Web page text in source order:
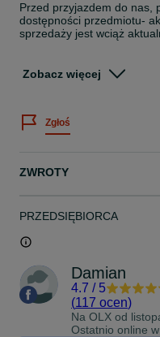
Przed przyjazdem do nas,
dostępności przedmiotu-
sprzedaży jest wciąż
Na wyraźne życzenie
30zł
MADEJ SC
(obok GPPD Forest-
PON-PT 08:30-16:30
SOBOTA 9-13
NIEDZIELA: NIECZYNNE
ZAPRASZAMY!
Zobacz więcej
Zgłoś
ZWROTY
PRZEDSIĘBIORCA
Damian
4.7 / 5
(117 ocen)
Na OLX od
Ostatnio online